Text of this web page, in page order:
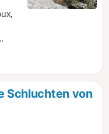
Schluchten von